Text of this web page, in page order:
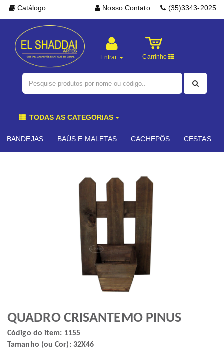
Nosso Contato (35)3343-2025
Catálogo
Entrar Carrinho
TODAS AS CATEGORIAS
BANDEJAS BAÚS E MALETAS CACHEPÔS CESTAS
QUADRO CRISANTEMO PINUS
Código do item: 1155
Tamanho (ou Cor): 32X46